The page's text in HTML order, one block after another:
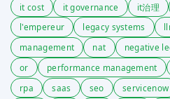
it cost
it governance it治理
l'empereur
legacy systems
management
nat negative
or
performance management
rpa
saas seo servicenow